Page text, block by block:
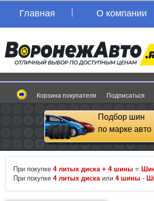
Главная О компании
Корзина покупателя Подписаться
Подбор шин
по марке авто
При покупке 4 литых диска + 4 шины =
При покупке 4 литых диска или 4 шины -